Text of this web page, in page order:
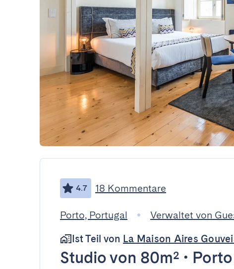
4.7 18 Kommentare
Porto, Portugal
Verwaltet von
Ist Teil von La Maison Aires
Studiovon 80m² • Porto